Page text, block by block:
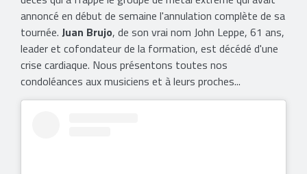
annoncé en début de semaine l'annulation complète de sa
tournée. Juan Brujo, de son vrai nom John Leppe, 61 ans,
leader et cofondateur de la formation, est décédé d'une
crise cardiaque. Nous présentons toutes nos
condoléances aux musiciens et à leurs proches...